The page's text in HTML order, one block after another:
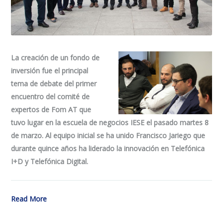
La creación de un fondo de
inversión fue el principal
tema de debate del primer
encuentro del comité de
expertos de Fom AT que
tuvo lugar en la escuela de negocios IESE el pasado martes 8
de marzo. Al equipo inicial se ha unido Francisco Jariego que
durante quince años ha liderado la innovación en Telefónica
I+D y Telefónica Digital.
Read More